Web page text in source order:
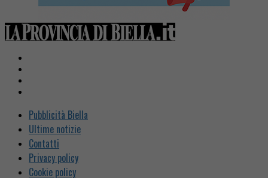
Pubblicità Biella
Ultime notizie
Contatti
Privacy policy
Cookie policy